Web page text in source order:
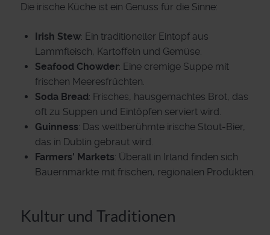
Die irische Küche ist ein Genuss für die Sinne:
Irish Stew: Ein traditioneller Eintopf aus
Lammfleisch, Kartoffeln und Gemüse.
Seafood Chowder: Eine cremige Suppe mit
frischen Meeresfrüchten.
Soda Bread: Frisches, hausgemachtes Brot, das
oft zu Suppen und Eintöpfen serviert wird.
Guinness: Das weltberühmte irische Stout-Bier,
das in Dublin gebraut wird.
Farmers' Markets: Überall in Irland finden sich
Bauernmärkte mit frischen, regionalen Produkten.
Kultur und Traditionen